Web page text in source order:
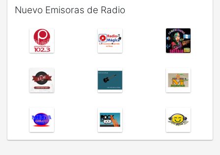
Nuevo Emisoras de Radio